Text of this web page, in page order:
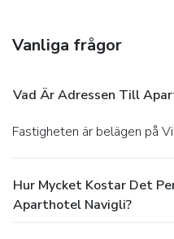
Quench your thirst with
Business, Other Amenities
check-in, and express
station pick-up service for a
(subject to charges) is
Vanliga frågor
Vad Är Adressen Till
Fastigheten är belägen på
Hur Mycket Kostar Det
Aparthotel Navigli?